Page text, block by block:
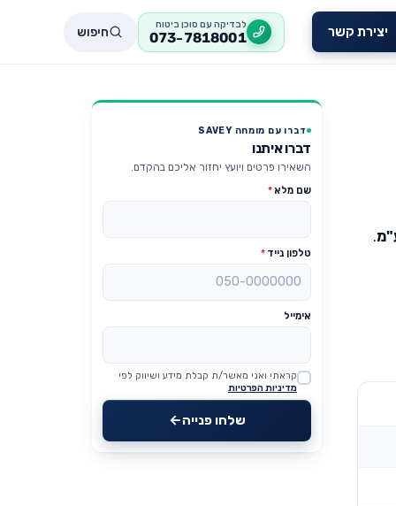
יצירת קשר לבדיקה עם סוכן ביטוח
073-7818001 חיפוש
.
דברו עם מומחה SAVEY
דברו איתנו
השאירו פרטים ויועץ יחזור אליכם בהקדם.
שם מלא*
טלפון נייד *
אימייל
Website
קראתי ואני מאשר/ת קבלת מידע ושיווק לפי
מדיניות הפרטיות
שלחו פנייה